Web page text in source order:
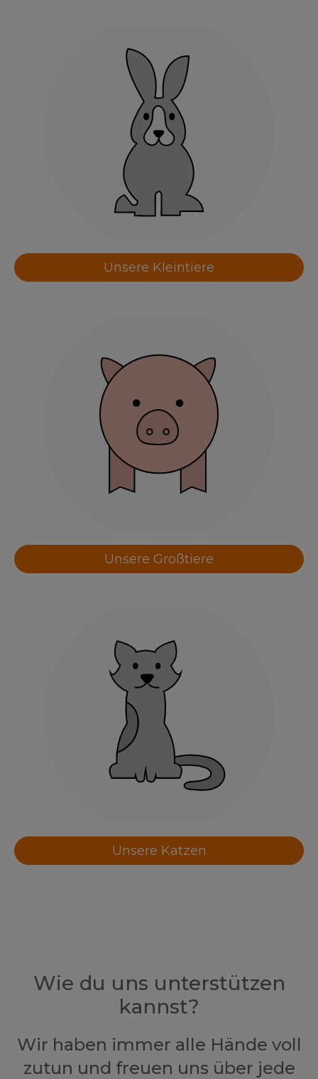
Unsere Kleintiere
Unsere Großtiere
Unsere Katzen
Wie du uns unterstützen
kannst?
Wir haben immer alle Hände voll
zutun und freuen uns über jede